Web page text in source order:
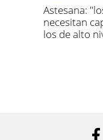
Astesana:
necesitan
los de alto